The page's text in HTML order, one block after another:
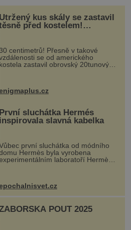
Utržený kus skály se zastavil
před kostelem!
ho boží síla?
centimetrů! Přesně v takové
se od amerického
zastavil obrovský 20tunový
První sluchátka Hermés
slavná kabelka
první sluchátka od módního
Hermès byla vyrobena
laboratoří Hermès
POUŤ 2025